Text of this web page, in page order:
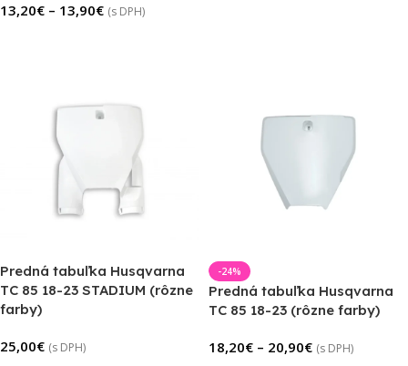
13,20€ – 13,90€ (s DPH)
Predná tabuľka Husqvarna
TC 85 18-23 STADIUM (rôzne
farby)
25,00€ (s DPH)
-24%
Predná tabuľka Husqvarna
TC 85 18-23 (rôzne farby)
18,20€ – 20,90€ (s DPH)